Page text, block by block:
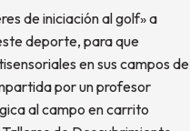
de iniciación al golf» a
deporte, para que
en sus campos de
por un profesor
al campo en carrito